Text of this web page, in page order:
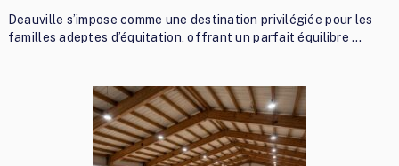
Deauville s’impose comme une destination privilégiée pour les
familles adeptes d’équitation, offrant un parfait équilibre …